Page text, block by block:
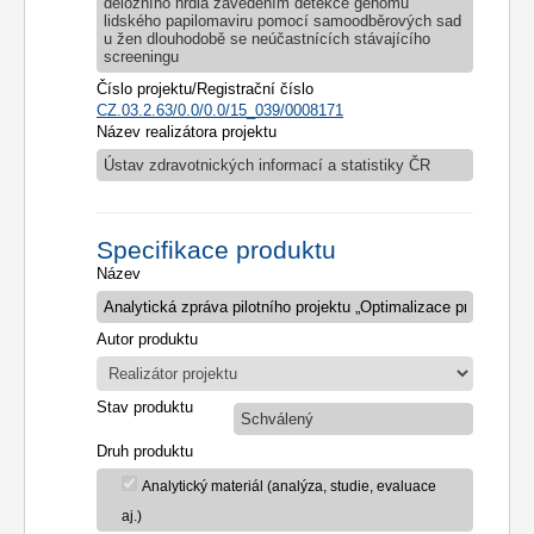
lidského papilomaviru pomocí samoodběrových sad
u žen dlouhodobě se neúčastnících stávajícího
screeningu
Číslo projektu/Registrační číslo
CZ.03.2.63/0.0/0.0/15_039/0008171
Název realizátora projektu
Ústav zdravotnických informací a statistiky ČR
Specifikace produktu
Název
Autor produktu
Stav produktu
Schválený
Druh produktu
Analytický materiál (analýza, studie, evaluace
aj.)